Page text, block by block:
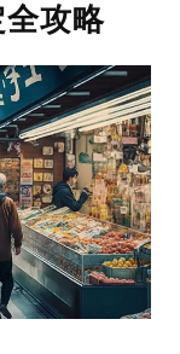
攻略